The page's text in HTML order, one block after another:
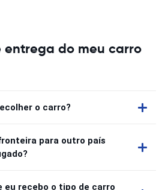
entrega do meu carro
o carro?
para outro país
eu recebo o tipo de carro